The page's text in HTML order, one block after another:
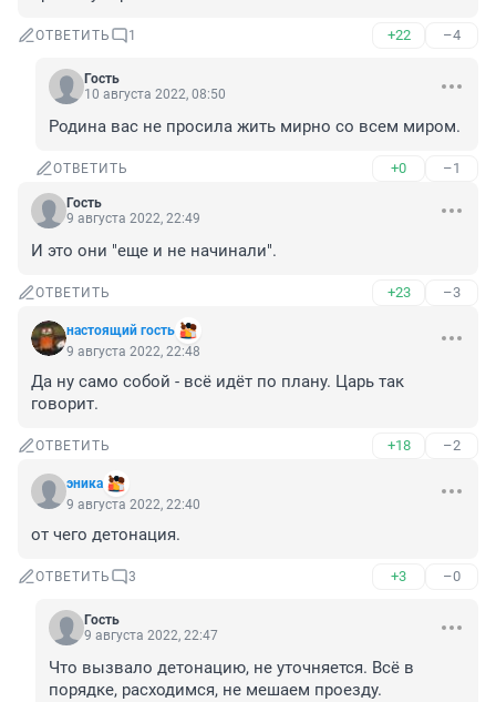
ОТВЕТИТЬ 1 +22 –4
Гость
10 августа 2022, 08:50
Родина вас не просила жить мирно со всем миром.
ОТВЕТИТЬ +0 –1
Гость
9 августа 2022, 22:49
И это они "еще и не начинали".
ОТВЕТИТЬ +23 –3
настоящий гость
9 августа 2022, 22:48
Да ну само собой - всё идёт по плану. Царь так
говорит.
ОТВЕТИТЬ +18 –2
эника
9 августа 2022, 22:40
от чего детонация.
ОТВЕТИТЬ 3 +3 –0
Гость
9 августа 2022, 22:47
Что вызвало детонацию, не уточняется. Всё в
порядке, расходимся, не мешаем проезду.